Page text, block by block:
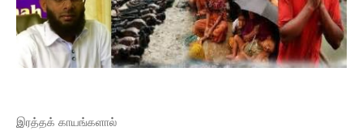
இரத்தக் காயங்களால்